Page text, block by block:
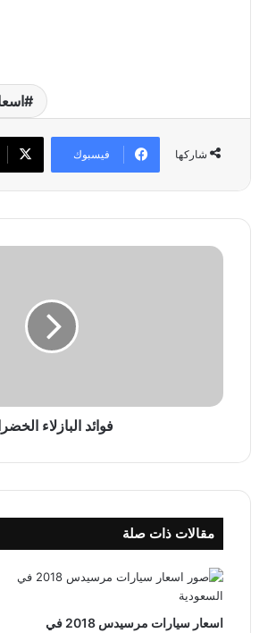
شاركها فيسبوك
ف
ا
ا
ل
ض
ر
ا
فوائد البازلاء
مقالات ذات صلة
اسعار سيارات مرسيدس 2018 في